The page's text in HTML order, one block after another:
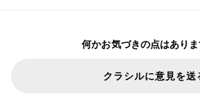
何かお気づきの点はありま
クラシルに意見を送